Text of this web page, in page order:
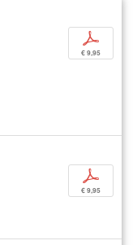
p
€ 9,95
p
€ 9,95